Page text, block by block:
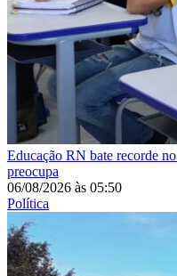
Educação RN bate recorde
preocupa
06/08/2026 às 05:50
Política